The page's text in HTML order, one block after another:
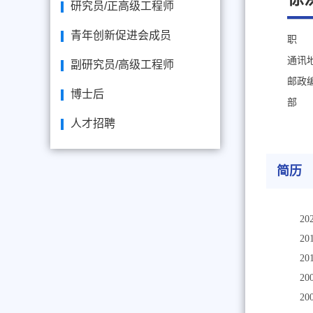
研究员/正高级工程师
青年创新促进会成员
副研究员/高级工程师
博士后
人才招聘
职
通讯
邮政
部
简历